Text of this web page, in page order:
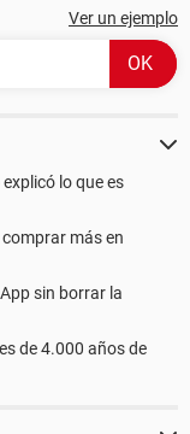
Ver un ejemplo
lo que es
más en
sin borrar la
de 4.000 años de